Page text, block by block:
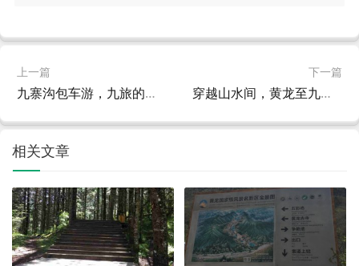
上一篇
九寨沟包车游，九旅的定制之旅，探索自然之美
下一篇
穿越山水间，黄龙至九寨沟的包车之旅
相关文章